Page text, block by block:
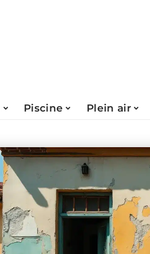
Piscine Plein air